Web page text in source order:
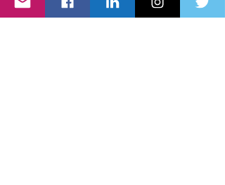
Compartilhe esse evento